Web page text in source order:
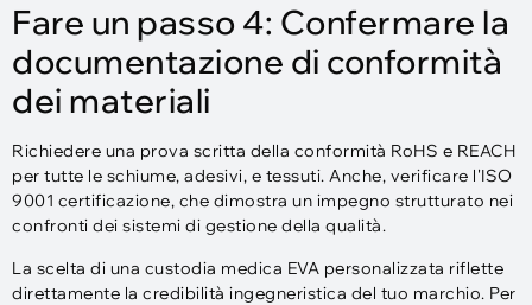
Fare un passo 4: Confermare la
documentazione di conformità
dei materiali
Richiedere una prova scritta della conformità RoHS e REACH
per tutte le schiume, adesivi, e tessuti. Anche, verificare l'ISO
9001 certificazione, che dimostra un impegno strutturato nei
confronti dei sistemi di gestione della qualità.​
La scelta di una custodia medica EVA personalizzata riflette
direttamente la credibilità ingegneristica del tuo marchio. Per